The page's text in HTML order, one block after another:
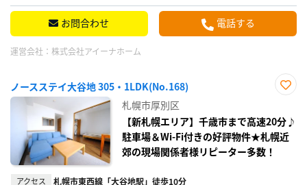
お問合わせ 電話する
運営会社： 株式会社アイーナホーム
ノースステイ大谷地 305・1LDK(No.168)
り登
録
札幌市厚別区
【新札幌エリア】千歳市まで高速20分♪
駐車場＆Wi-Fi付きの好評物件★札幌近
郊の現場関係者様リピーター多数！
アクセス 札幌市東西線「大谷地駅」徒歩10分